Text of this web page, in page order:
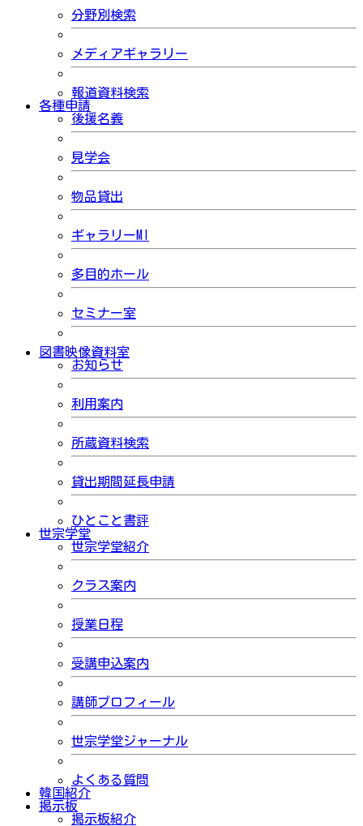
分野別検索
メディアギャラリー
報道資料検索
各種申請
後援名義
見学会
物品貸出
ギャラリーMI
多目的ホール
セミナー室
図書映像資料室
お知らせ
利用案内
所蔵資料検索
貸出期間延長申請
ひとこと書評
世宗学堂
世宗学堂紹介
クラス案内
授業日程
受講申込案内
講師プロフィール
世宗学堂ジャーナル
よくある質問
韓国紹介
掲示板
掲示板紹介